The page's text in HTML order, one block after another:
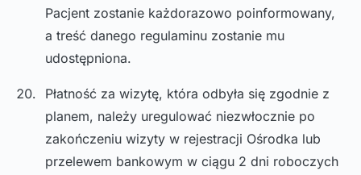
Pacjent zostanie każdorazowo poinformowany,
a treść danego regulaminu zostanie mu
udostępniona.
Płatność za wizytę, która odbyła się zgodnie z
planem, należy uregulować niezwłocznie po
zakończeniu wizyty w rejestracji Ośrodka lub
przelewem bankowym w ciągu 2 dni roboczych